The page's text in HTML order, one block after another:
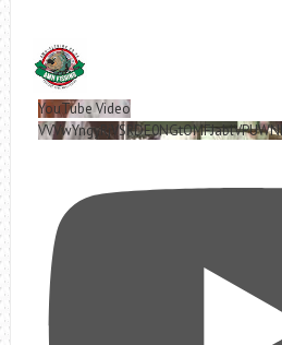
YouTube Video